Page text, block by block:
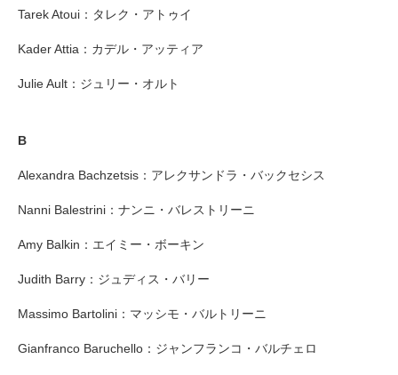
Tarek Atoui：タレク・アトゥイ
Kader Attia：カデル・アッティア
Julie Ault：ジュリー・オルト
B
Alexandra Bachzetsis：アレクサンドラ・バックセシス
Nanni Balestrini：ナンニ・バレストリーニ
Amy Balkin：エイミー・ボーキン
Judith Barry：ジュディス・バリー
Massimo Bartolini：マッシモ・バルトリーニ
Gianfranco Baruchello：ジャンフランコ・バルチェロ